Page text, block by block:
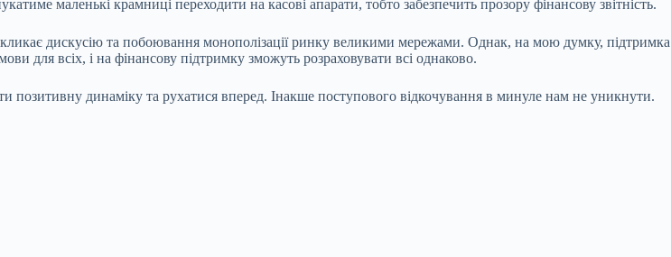
маленькі крамниці переходити на касові апарати, тобто забезпечить прозору фінансову звітність.
дискусію та побоювання монополізації ринку великими мережами. Однак, на мою думку, підтримка
для всіх, і на фінансову підтримку зможуть розраховувати всі однаково.
динаміку та рухатися вперед. Інакше поступового відкочування в минуле нам не уникнути.